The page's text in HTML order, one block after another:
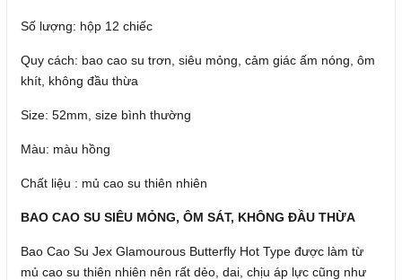
Số lượng: hộp 12 chiếc
Quy cách: bao cao su trơn, siêu mỏng, cảm giác ấm nóng, ôm
khít, không đầu thừa
Size: 52mm, size bình thường
Màu: màu hồng
Chất liệu : mủ cao su thiên nhiên
BAO CAO SU SIÊU MỎNG, ÔM SÁT, KHÔNG ĐẦU THỪA
Bao Cao Su Jex Glamourous Butterfly Hot Type được làm từ
mủ cao su thiên nhiên nên rất dẻo, dai, chịu áp lực cũng như